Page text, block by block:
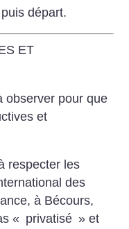
départ.
ET
observer pour que
et
respecter les
des
à Bécours,
« privatisé » et